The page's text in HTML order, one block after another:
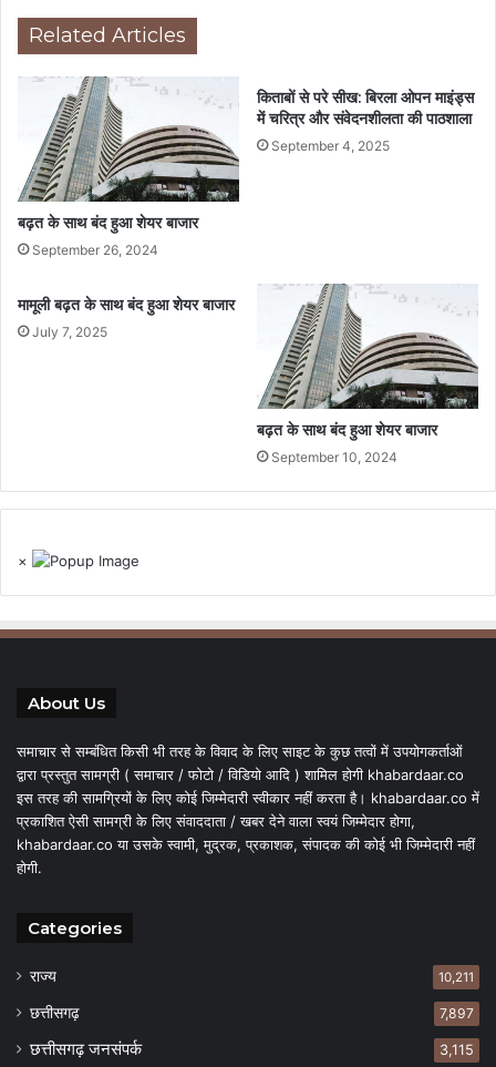
Related Articles
बढ़त के साथ बंद हुआ शेयर बाजार
September 26, 2024
किताबों से परे सीख: बिरला ओपन माइंड्स
में चरित्र और संवेदनशीलता की पाठशाला
September 4, 2025
मामूली बढ़त के साथ बंद हुआ शेयर बाजार
July 7, 2025
बढ़त के साथ बंद हुआ शेयर बाजार
September 10, 2024
×
About Us
समाचार से सम्बंधित किसी भी तरह के विवाद के लिए साइट के कुछ तत्वों में उपयोगकर्ताओं
द्वारा प्रस्तुत सामग्री ( समाचार / फोटो / विडियो आदि ) शामिल होगी khabardaar.co
इस तरह की सामग्रियों के लिए कोई जिम्मेदारी स्वीकार नहीं करता है। khabardaar.co में
प्रकाशित ऐसी सामग्री के लिए संवाददाता / खबर देने वाला स्वयं जिम्मेदार होगा,
khabardaar.co या उसके स्वामी, मुद्रक, प्रकाशक, संपादक की कोई भी जिम्मेदारी नहीं
होगी.
Categories
राज्य 10,211
छत्तीसगढ़ 7,897
छत्तीसगढ़ जनसंपर्क 3,115